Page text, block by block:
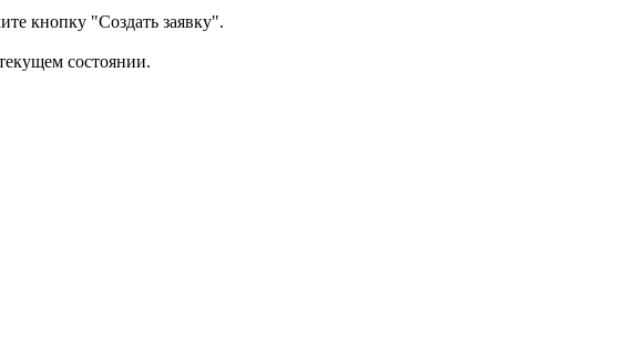
кнопку "Создать заявку".
состоянии.